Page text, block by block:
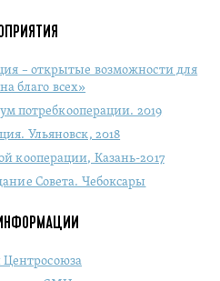
– открытые возможности для
благо всех»
потребкооперации. 2019
Ульяновск, 2018
кооперации, Казань-2017
Совета. Чебоксары
Центросоюза